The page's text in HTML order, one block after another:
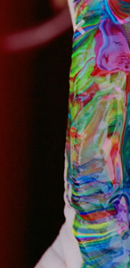
Previous